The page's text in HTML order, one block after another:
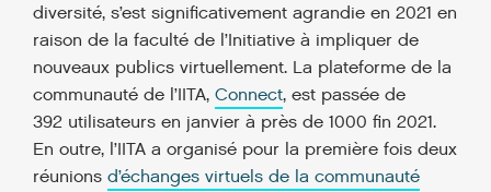
diversité, s’est significativement agrandie en 2021 en
raison de la faculté de l’Initiative à impliquer de
nouveaux publics virtuellement. La plateforme de la
communauté de l’IITA, Connect, est passée de
392 utilisateurs en janvier à près de 1000 fin 2021.
En outre, l’IITA a organisé pour la première fois deux
réunions d’échanges virtuels de la communauté